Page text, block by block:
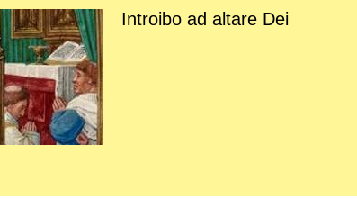
Introibo ad altare Dei